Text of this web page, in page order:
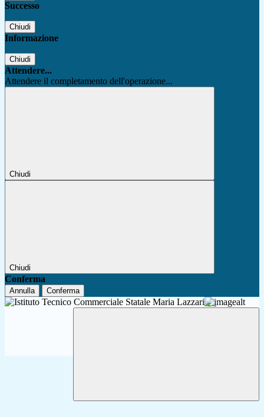
Successo
Chiudi
Informazione
Chiudi
Attendere...
Attendere il completamento dell'operazione...
Chiudi
Chiudi
Conferma
Annulla Conferma